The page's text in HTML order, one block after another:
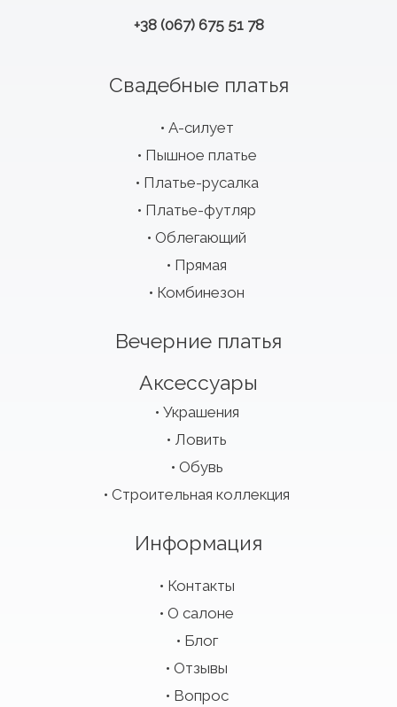
+38 (067) 675 51 78
Свадебные платья
А-силует
Пышное платье
Платье-русалка
Платье-футляр
Облегающий
Прямая
Комбинезон
Вечерние платья
Аксессуары
Украшения
Ловить
Обувь
Строительная коллекция
Информация
Контакты
О салоне
Блог
Отзывы
Вопрос